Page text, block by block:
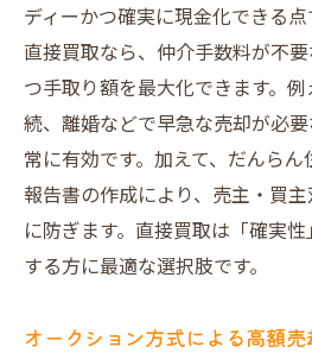
ディーかつ確実に現金化できる
直接買取なら、仲介手数料が不
つ手取り額を最大化できます。
続、離婚などで早急な売却が必
常に有効です。加えて、だんら
報告書の作成により、売主・買
に防ぎます。直接買取は「確実
する方に最適な選択肢です。
オークション方式による高額